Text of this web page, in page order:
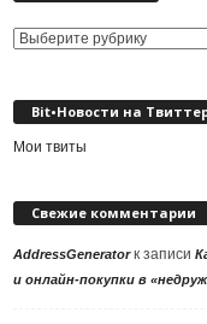
Выбор
Bit•Новости на
Мои твиты
Свежие комментарии
AddressGeneratorк записи
и онлайн-покупки в